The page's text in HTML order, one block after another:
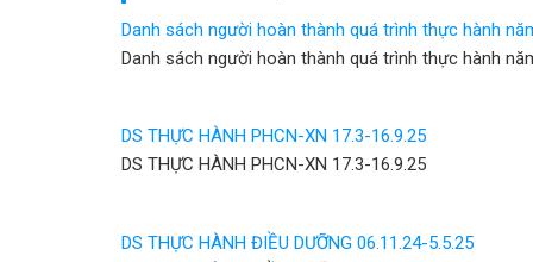
Danh sách người hoàn thành quá trình thực hành
Danh sách người hoàn thành quá trình thực hành
DS THỰC HÀNH PHCN-XN 17.3-16.9.25
DS THỰC HÀNH PHCN-XN 17.3-16.9.25
DS THỰC HÀNH ĐIỀU DƯỠNG 06.11.24-5.5.25